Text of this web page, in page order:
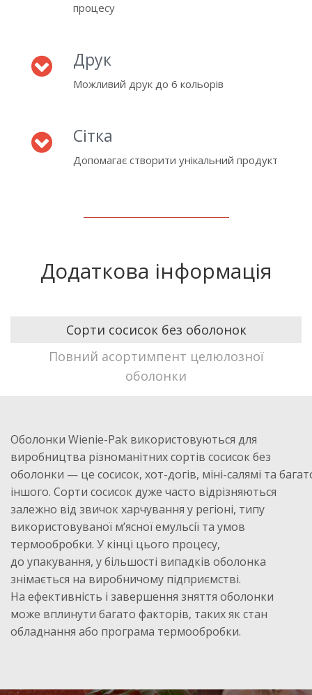
процесу
Друк
Можливий друк до 6 кольорів
Сітка
Допомагає створити унікальний продукт
Додаткова інформація
Сорти сосисок без оболонок
Повний асортимпент целюлозної
оболонки
Оболонки Wienie-Pak використовуються для
виробництва різноманітних сортів сосисок без
оболонки — це сосисок, хот-догів, міні-салямі та
іншого. Сорти сосисок дуже часто відрізняються
залежно від звичок харчування у регіоні, типу
використовуваної м’ясної емульсії та умов
термообробки. У кінці цього процесу,
до упакування, убільшості випадків оболонка
знімається на виробничому підприємстві.
На ефективність і завершення зняття оболонки
може вплинути багато факторів, таких як стан
обладнання або програма термообробки.